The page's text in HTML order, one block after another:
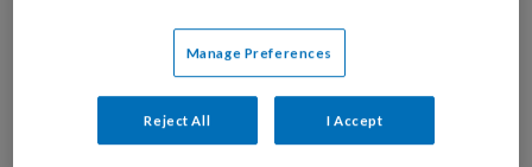
externe audit –het Roze Loper certificaat
verkregen als eerste jeugdzorg instelling in
Nederland.
Manage Preferences
Reject All I Accept